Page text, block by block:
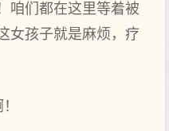
咱们都在这里等着被
女孩子就是麻烦，疗